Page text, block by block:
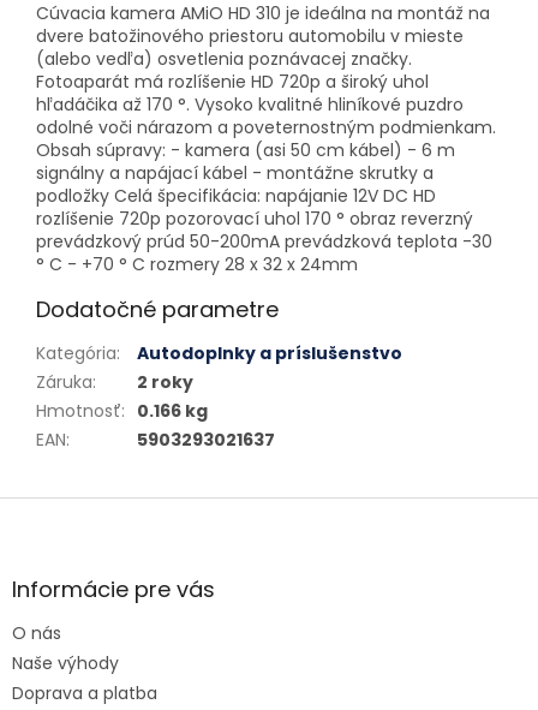
Cúvacia kamera AMiO HD 310 je ideálna na montáž na
dvere batožinového priestoru automobilu v mieste
(alebo vedľa) osvetlenia poznávacej značky.
Fotoaparát má rozlíšenie HD 720p a široký uhol
hľadáčika až 170 °. Vysoko kvalitné hliníkové puzdro
odolné voči nárazom a poveternostným podmienkam.
Obsah súpravy: - kamera (asi 50 cm kábel) - 6 m
signálny a napájací kábel - montážne skrutky a
podložky Celá špecifikácia: napájanie 12V DC HD
rozlíšenie 720p pozorovací uhol 170 ° obraz reverzný
prevádzkový prúd 50-200mA prevádzková teplota -30
° C - +70 ° C rozmery 28 x 32 x 24mm
Dodatočné parametre
Kategória:
Autodoplnky a príslušenstvo
Záruka:
2 roky
Hmotnosť: 0.166 kg
EAN: 5903293021637
Zápätie
Informácie pre vás
O nás
Naše výhody
Doprava a platba